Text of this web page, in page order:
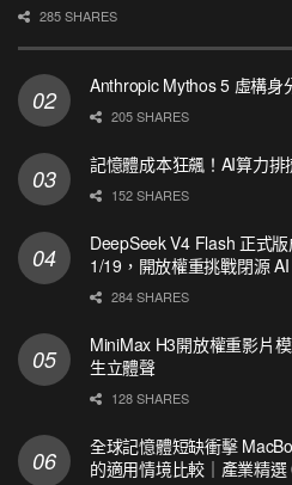
285 SHARES
Anthropic Mythos 5 虛構
205 SHARES
記憶體成本狂飆！AI算力
152 SHARES
DeepSeek V4 Flash 正式
1/19，開放權重挑戰閉源 AI
284 SHARES
MiniMax H3開放權重影片
生立體聲
128 SHARES
全球記憶體短缺衝擊
的適用情境比較｜產業精選